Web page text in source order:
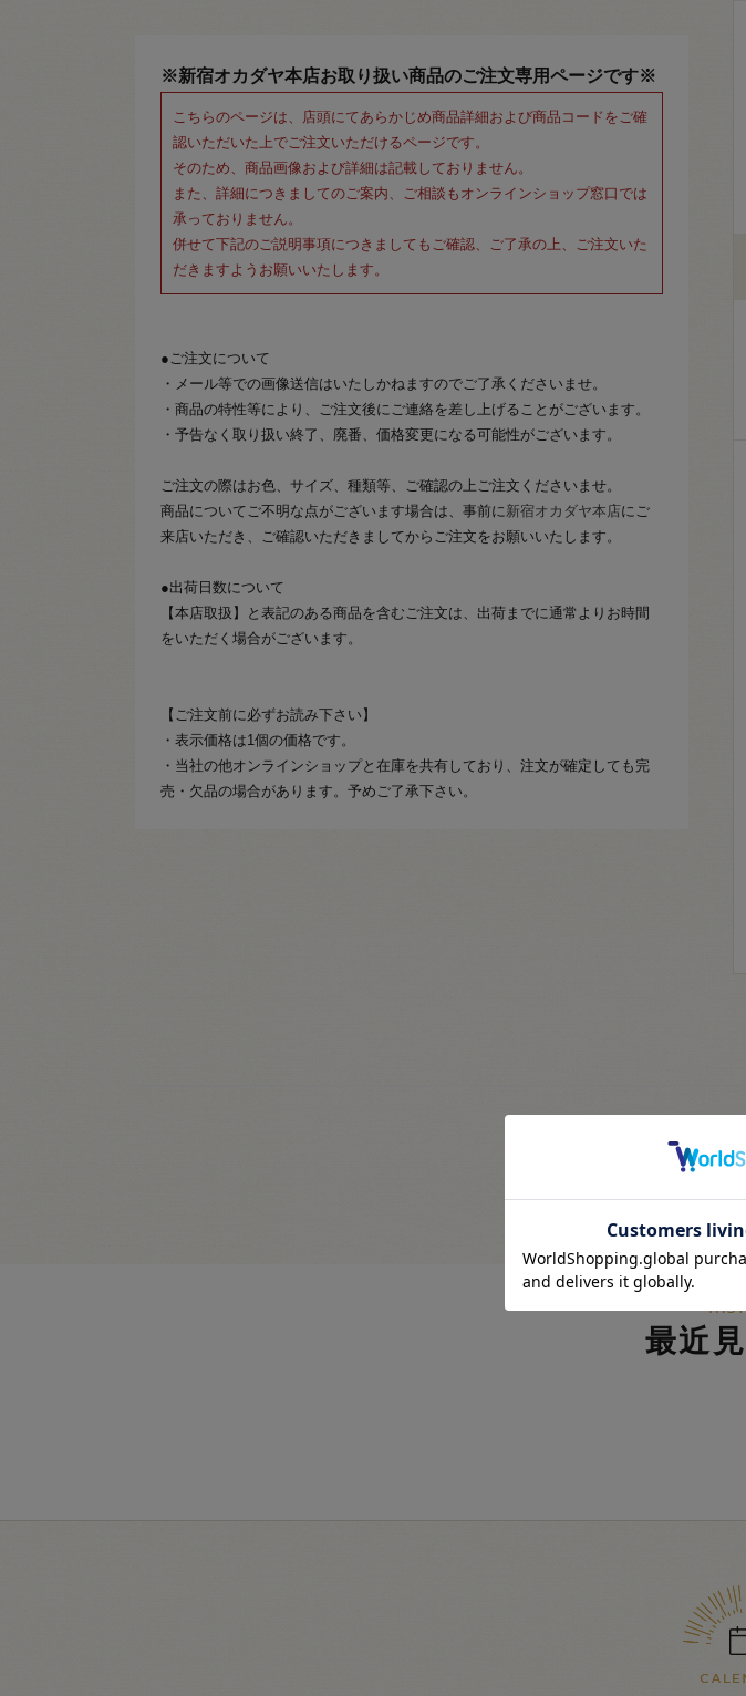
※新宿オカダヤ本店お取り扱い商品のご注文専用ページです※
こちらのページは、店頭にてあらかじめ商品詳細および商品コードをご確
認いただいた上でご注文いただけるページです。
そのため、商品画像および詳細は記載しておりません。
また、詳細につきましてのご案内、ご相談もオンラインショップ窓口では
承っておりません。
併せて下記のご説明事項につきましてもご確認、ご了承の上、ご注文いた
だきますようお願いいたします。
●ご注文について
・メール等での画像送信はいたしかねますのでご了承くださいませ。
・商品の特性等により、ご注文後にご連絡を差し上げることがございます。
・予告なく取り扱い終了、廃番、価格変更になる可能性がございます。
ご注文の際はお色、サイズ、種類等、ご確認の上ご注文くださいませ。
商品についてご不明な点がございます場合は、事前に 新宿オカダヤ本店にご
来店いただき、ご確認いただきましてからご注文をお願いいたします。
●出荷日数について
【本店取扱】と表記のある商品を含むご注文は、出荷までに通常よりお時間
をいただく場合がございます。
【ご注文前に必ずお読み下さい】
・表示価格は1個の価格です。
・当社の他オンラインショップと在庫を共有しており、注文が確定しても完
売・欠品の場合があります。予めご了承下さい。
最近